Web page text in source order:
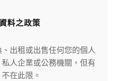
料之政策
出租或出售任何您的個人
人企業或公務機關，但有
在此限。